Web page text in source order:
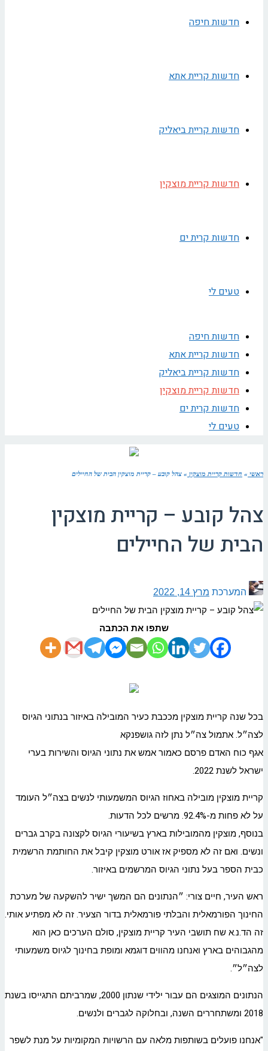
חדשות חיפה
חדשות קריית אתא
חדשות קריית ביאליק
חדשות קריית מוצקין
חדשות קרית ים
טעים לי
חדשות חיפה
חדשות קריית אתא
חדשות קריית ביאליק
חדשות קריית מוצקין
חדשות קרית ים
טעים לי
ראשי » חדשות קריית מוצקין » צהל קובע – קריית מוצקין הבית של החיילים
צהל קובע – קריית מוצקין
הבית של החיילים
המערכת מרץ 14, 2022
שתפו את הכתבה
בכל שנה קריית מוצקין מככבת כעיר המובילה באיזור בנתוני הגיוס
לצה״ל. אתמול צה״ל נתן לזה גושפנקא
אגף כוח האדם פרסם כאמור אמש את נתוני הגיוס והשירות בערי
ישראל לשנת 2022.
קריית מוצקין מובילה באחוז הגיוס המשמעותי לנשים בצה״ל העומד
על לא פחות מ-92.4%. מרשים לכל הדעות.
בנוסף, מוצקין מהמובילות בארץ בשיעורי הגיוס לקצונה בקרב גברים
ונשים. ואם זה לא מספיק אז אורט מוצקין קיבל את החותמת הרשמית
כבית הספר בעל נתוני הגיוס המרשמים באיזור.
ראש העיר, חיים צורי: ״הנתונים הם המשך ישיר להשקעה של מערכת
החינוך הפורמאלית והבלתי פורמאלית בדור הצעיר. זה לא מפתיע אותי.
זה הד.נ.א שח תושבי העיר קריית מוצקין, סולם הערכים כאן הוא
מהגבוהים בארץ ואנחנו מהווים דוגמא ומופת בחינוך לגיוס משמעותי
לצה״ל״.
הנתונים המוצגים הם עבור ילידי שנתון 2000, שמרביתם התגייסו בשנת
2018 ומשתחררים השנה, ובחלוקה לגברים ולנשים.
"אנחנו פועלים בשותפות מלאה עם הרשויות המקומיות על מנת לשפר